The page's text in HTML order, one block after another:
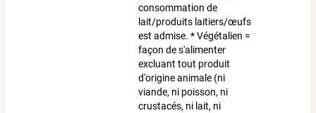
consommation de
lait/produits laitiers/œufs
est admise. * Végétalien =
façon de s'alimenter
excluant tout produit
d'origine animale (ni
viande, ni poisson, ni
crustacés, ni lait, ni